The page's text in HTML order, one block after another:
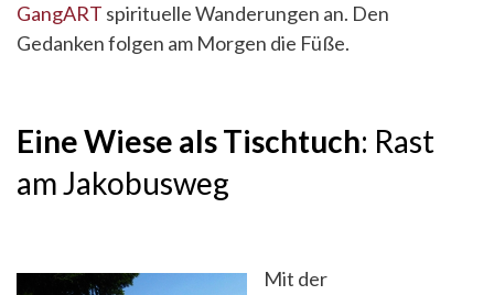
GangART spirituelle Wanderungen an. Den
Gedanken folgen am Morgen die Füße.
Eine Wiese als Tischtuch: Rast
am Jakobusweg
Mit der